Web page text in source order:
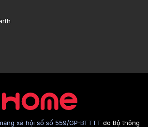
xã hội số số 559/GP-BTTTT do Bộ thông